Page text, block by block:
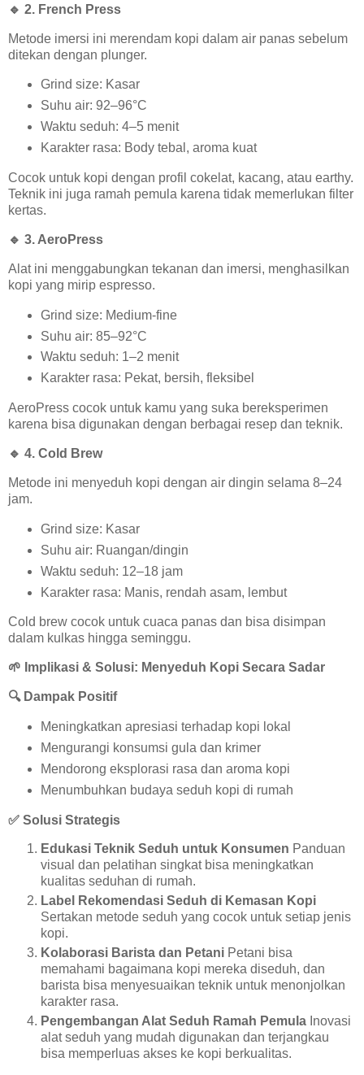
🔹 2. French Press
Metode imersi ini merendam kopi dalam air panas sebelum
ditekan dengan plunger.
Grind size: Kasar
Suhu air: 92–96°C
Waktu seduh: 4–5 menit
Karakter rasa: Body tebal, aroma kuat
Cocok untuk kopi dengan profil cokelat, kacang, atau earthy.
Teknik ini juga ramah pemula karena tidak memerlukan filter
kertas.
🔹 3. AeroPress
Alat ini menggabungkan tekanan dan imersi, menghasilkan
kopi yang mirip espresso.
Grind size: Medium-fine
Suhu air: 85–92°C
Waktu seduh: 1–2 menit
Karakter rasa: Pekat, bersih, fleksibel
AeroPress cocok untuk kamu yang suka bereksperimen
karena bisa digunakan dengan berbagai resep dan teknik.
🔹 4. Cold Brew
Metode ini menyeduh kopi dengan air dingin selama 8–24
jam.
Grind size: Kasar
Suhu air: Ruangan/dingin
Waktu seduh: 12–18 jam
Karakter rasa: Manis, rendah asam, lembut
Cold brew cocok untuk cuaca panas dan bisa disimpan
dalam kulkas hingga seminggu.
🌱 Implikasi & Solusi: Menyeduh Kopi Secara Sadar
🔍Dampak Positif
Meningkatkan apresiasi terhadap kopi lokal
Mengurangi konsumsi gula dan krimer
Mendorong eksplorasi rasa dan aroma kopi
Menumbuhkan budaya seduh kopi di rumah
✅ Solusi Strategis
Edukasi Teknik Seduh untuk Konsumen Panduan
visual dan pelatihan singkat bisa meningkatkan
kualitas seduhan di rumah.
Label Rekomendasi Seduh di Kemasan Kopi
Sertakan metode seduh yang cocok untuk setiap jenis
kopi.
Kolaborasi Barista dan Petani Petani bisa
memahami bagaimana kopi mereka diseduh, dan
barista bisa menyesuaikan teknik untuk menonjolkan
karakter rasa.
Pengembangan Alat Seduh Ramah Pemula Inovasi
alat seduh yang mudah digunakan dan terjangkau
bisa memperluas akses ke kopi berkualitas.